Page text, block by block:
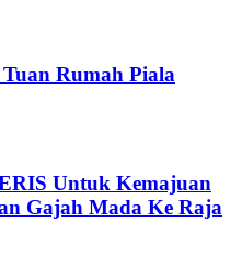
Rumah Piala
Untuk Kemajuan
Gajah Mada Ke Raja